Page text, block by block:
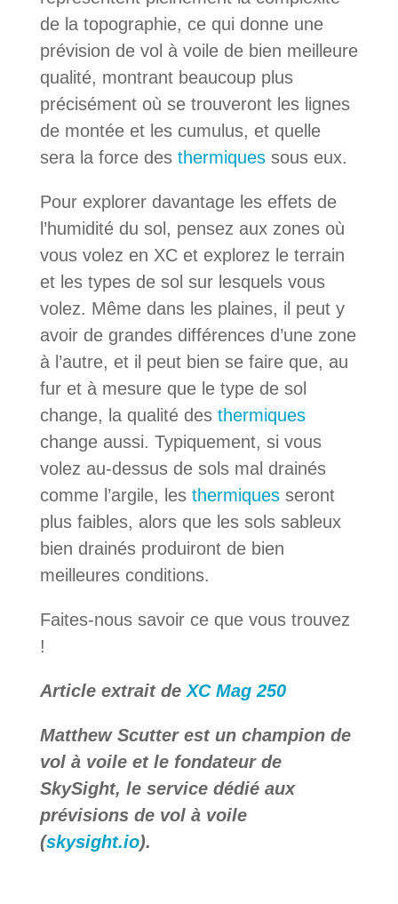
de la topographie, ce qui donne une
prévision de vol à voile de bien meilleure
qualité, montrant beaucoup plus
précisément où se trouveront les lignes
de montée et les cumulus, et quelle
sera la force des thermiquessous eux.
Pour explorer davantage les effets de
l’humidité du sol, pensez aux zones où
vous volez en XC et explorez le terrain
et les types de sol sur lesquels vous
volez. Même dans les plaines, il peut y
avoir de grandes différences d’une zone
à l’autre, et il peut bien se faire que, au
fur et à mesure que le type de sol
change, la qualité des thermiques
change aussi. Typiquement, si vous
volez au-dessus de sols mal drainés
comme l’argile, les thermiquesseront
plus faibles, alors que les sols sableux
bien drainés produiront de bien
meilleures conditions.
Faites-nous savoir ce que vous trouvez
!
Article extrait de XC Mag 250
Matthew Scutter est un champion de
vol à voile et le fondateur de
SkySight, le service dédié aux
prévisions de vol à voile
(skysight.io).